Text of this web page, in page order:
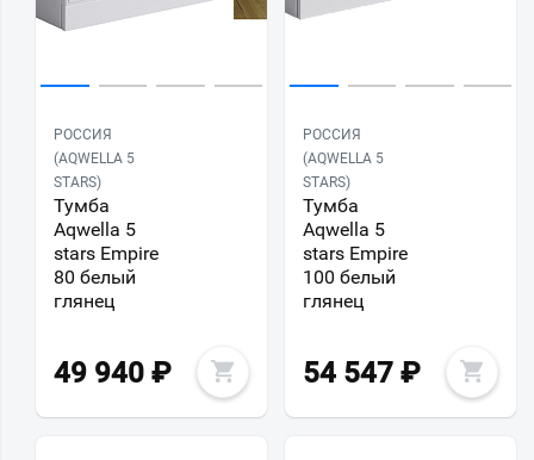
РОССИЯ
(AQWELLA 5
STARS)
Тумба
Aqwella 5
stars Empire
80 белый
глянец
49 940 ₽
РОССИЯ
(AQWELLA 5
STARS)
Тумба
Aqwella 5
stars Empire
100 белый
глянец
54 547 ₽